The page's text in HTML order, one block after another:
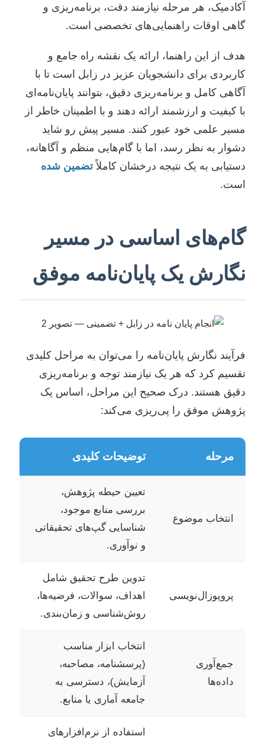
آکادمیک، هر مرحله نیازمند دقت، برنامه‌ریزی و
گاهی اوقات راهنمایی‌های تخصصی است.
هدف از این راهنما، ارائه یک نقشه راه جامع و
کاربردی برای دانشجویان عزیز در زابل است تا با
آگاهی کامل و برنامه‌ریزی دقیق، بتوانند پایان‌نامه‌ای
با کیفیت و ارزشمند ارائه دهند و با اطمینان خاطر از
مسیر علمی خود عبور کنند. مسیر پیش رو شاید
دشوار به نظر رسد، اما با گام‌هایی منظم و آگاهانه،
دستیابی به یک نتیجه درخشان کاملاًتضمین شده
است.
گام‌های اساسی در مسیر
نگارش یک پایان‌نامه موفق
فرآیند نگارش پایان‌نامه را می‌توان به مراحل کلیدی
تقسیم کرد که هر یک نیازمند توجه و برنامه‌ریزی
دقیق هستند. درک صحیح این مراحل، اساس یک
پژوهش موفق را پی‌ریزی می‌کند:
مرحله توضیحات کلیدی
انتخاب موضوع
تعیین حیطه پژوهش،
بررسی منابع موجود،
شناسایی گپ‌های تحقیقاتی
و نوآوری.
پروپوزال‌نویسی
تدوین طرح تحقیق شامل
اهداف، سوالات، فرضیه‌ها،
روش‌شناسی و زمان‌بندی.
جمع‌آوری
داده‌ها
انتخاب ابزار مناسب
(پرسشنامه، مصاحبه،
آزمایش)، دسترسی به
جامعه آماری یا منابع.
استفاده از نرم‌افزارهای